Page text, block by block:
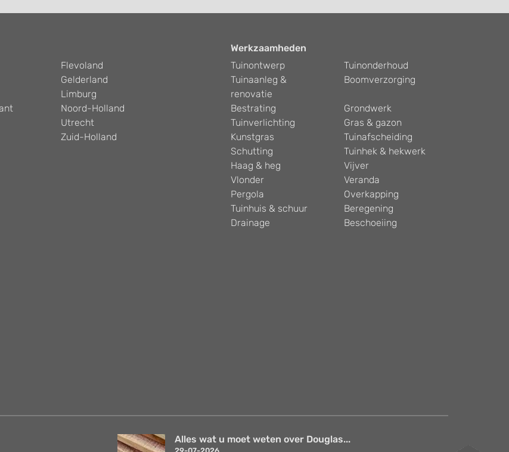
Flevoland
Gelderland
Limburg
Noord-Holland
Utrecht
Zuid-Holland
Werkzaamheden
Tuinontwerp
Tuinonderhoud
Tuinaanleg &
renovatie
Boomverzorging
Bestrating
Grondwerk
Tuinverlichting
Gras & gazon
Kunstgras
Tuinafscheiding
Schutting
Tuinhek & hekwerk
Haag & heg
Vijver
Vlonder
Veranda
Pergola
Overkapping
Tuinhuis & schuur
Beregening
Drainage
Beschoeiing
Alles wat u moet weten over Douglas...